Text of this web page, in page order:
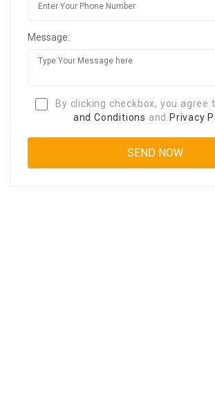
Message:
By clicking checkbox, you agree
and Conditions and Privacy